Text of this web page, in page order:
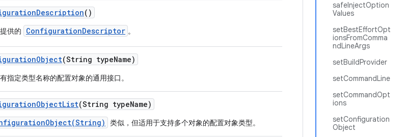
safeInjectOption
Values
setBestEffortOpt
ionsFromComma
ndLineArgs
setBuildProvider
setCommandLine
setCommandOpt
ions
setConfiguration
Object
Description()
供的 ConfigurationDescriptor 。
Object(String typeName)
指定类型名称的配置对象的通用接口。
ObjectList(String typeName)
类似，但适用于支持多个对象的配置对象类型。